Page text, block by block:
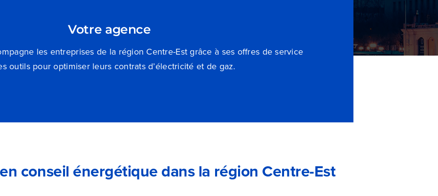
Votre agence
les entreprises de la région Centre-Est grâce à ses offres de service
outils pour optimiser leurs contrats d’électricité et de gaz.
conseil énergétique dans la région Centre-Est